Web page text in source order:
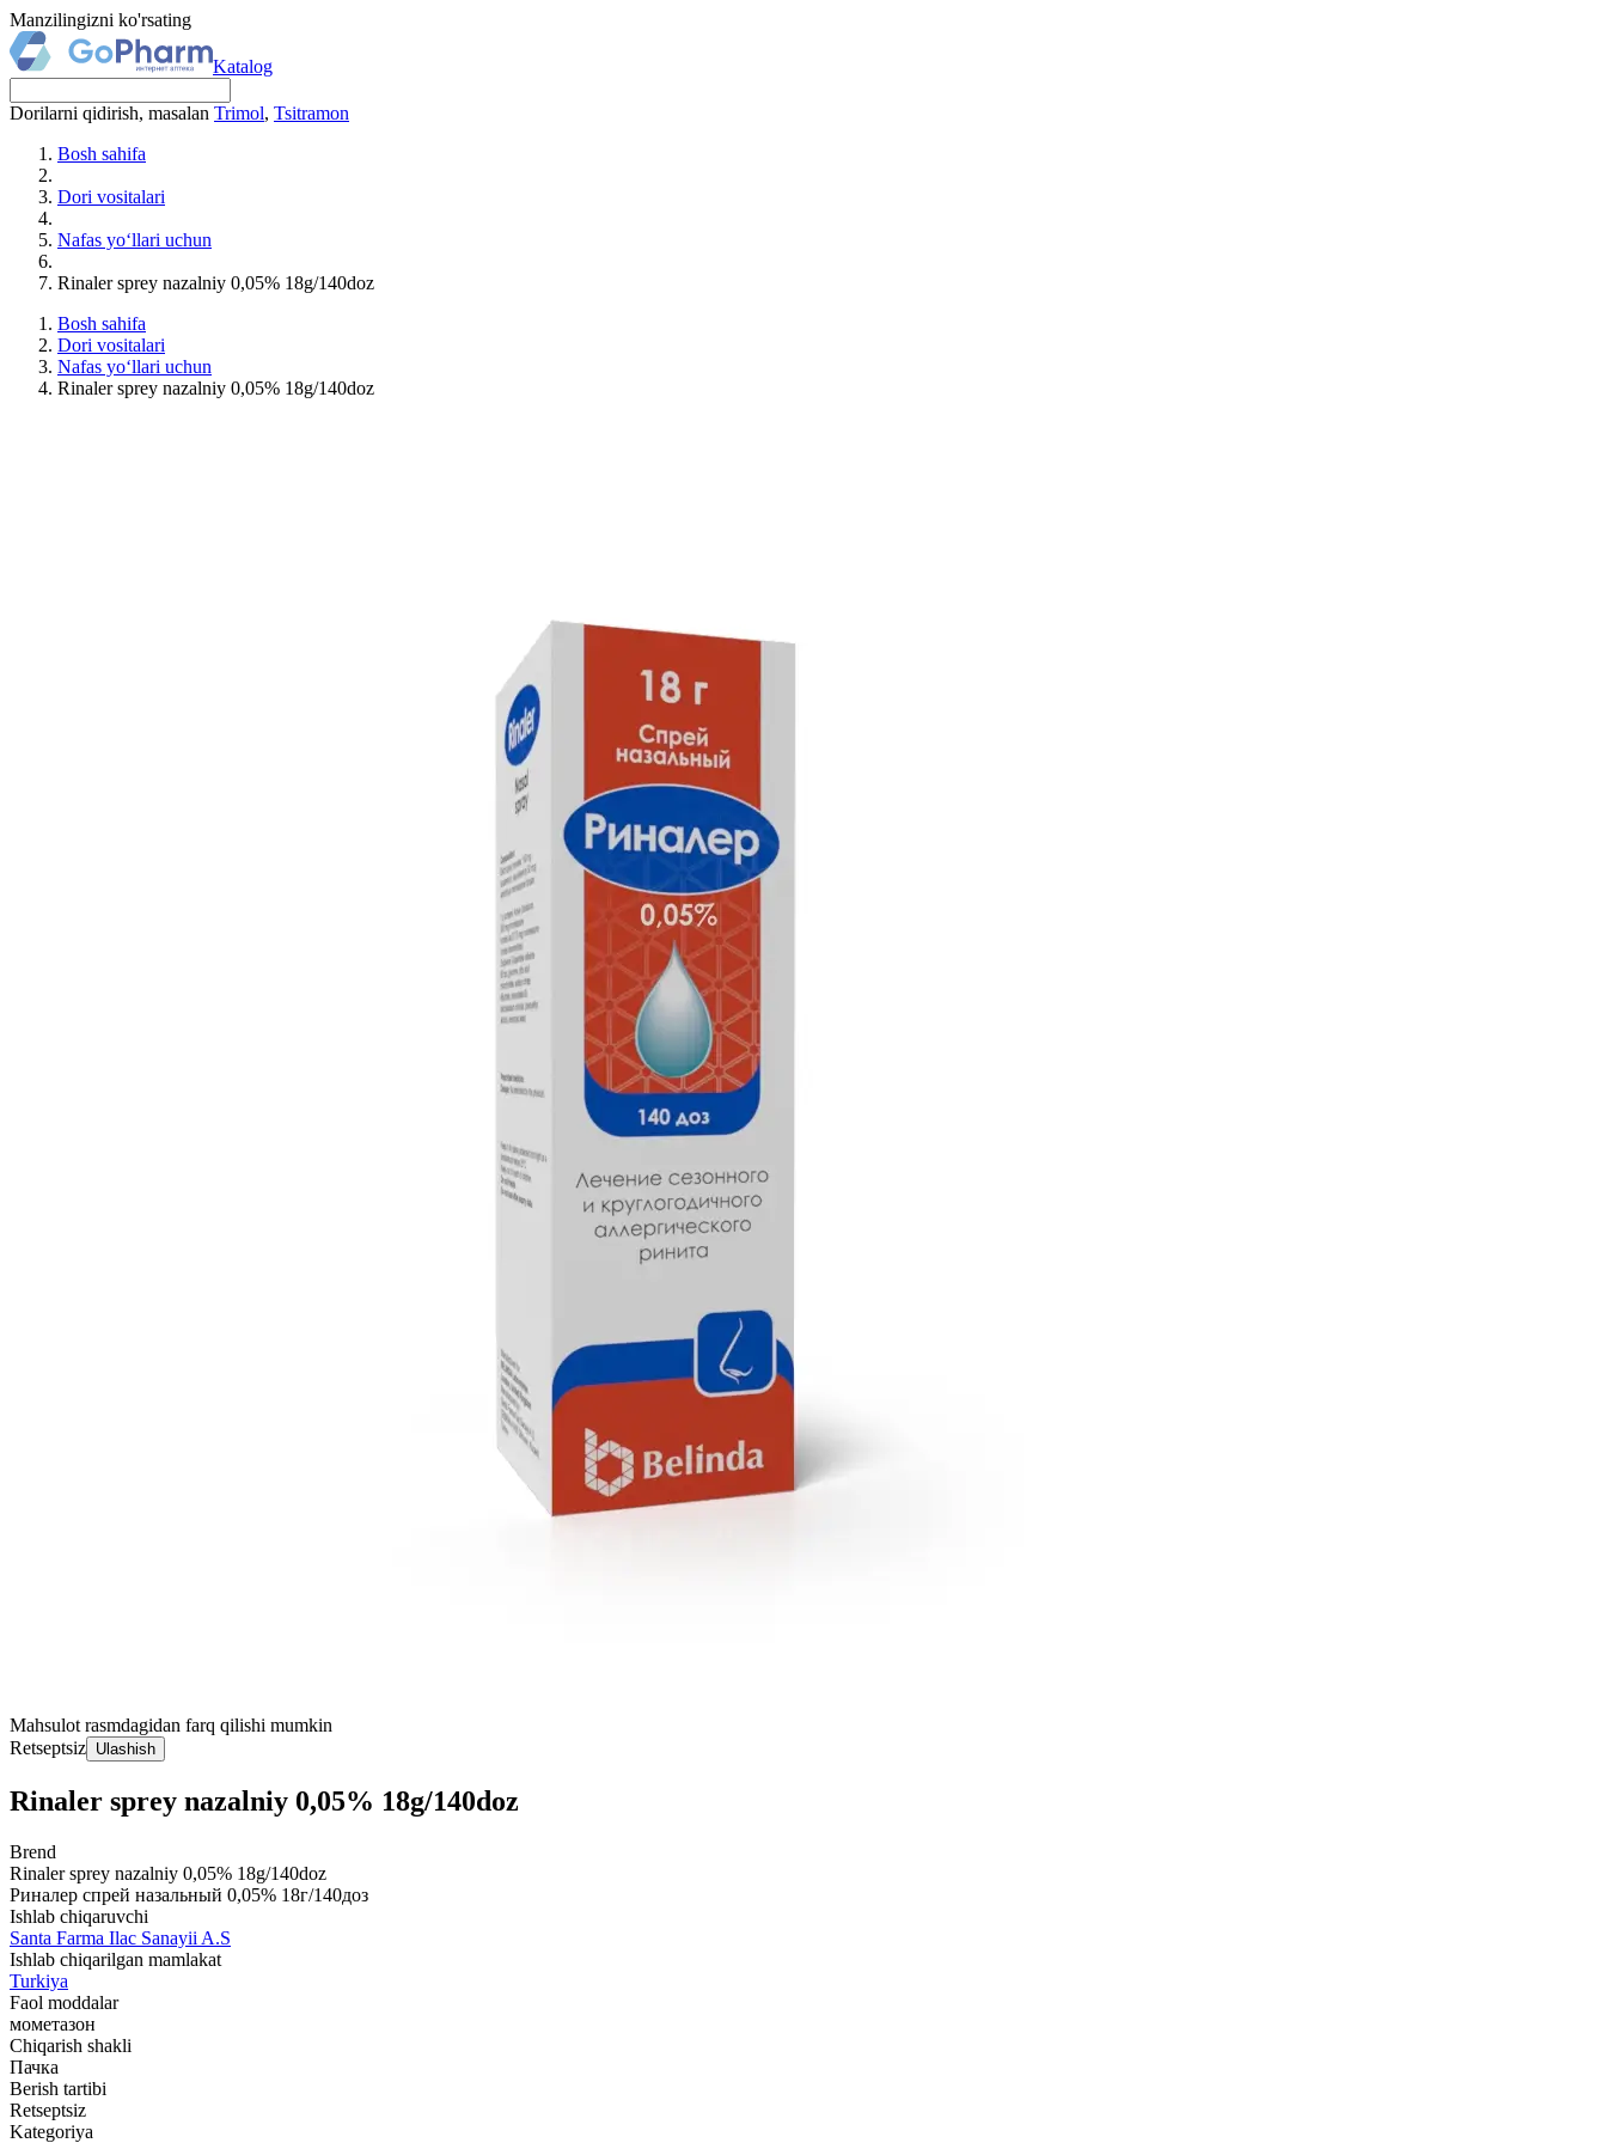
Manzilingizni ko'rsating
Katalog
Dorilarni qidirish, masalan Trimol, Tsitramon
Bosh sahifa
Dori vositalari
Nafas yo‘llari uchun
Rinaler sprey nazalniy 0,05% 18g/140doz
Bosh sahifa
Dori vositalari
Nafas yo‘llari uchun
Rinaler sprey nazalniy 0,05% 18g/140doz
Mahsulot rasmdagidan farq qilishi mumkin
Retseptsiz Ulashish
Rinaler sprey nazalniy 0,05% 18g/140doz
Brend
Rinaler sprey nazalniy 0,05% 18g/140doz
Риналер спрей назальный 0,05% 18г/140доз
Ishlab chiqaruvchi
Santa Farma Ilac Sanayii A.S
Ishlab chiqarilgan mamlakat
Turkiya
Faol moddalar
мометазон
Chiqarish shakli
Пачка
Berish tartibi
Retseptsiz
Kategoriya